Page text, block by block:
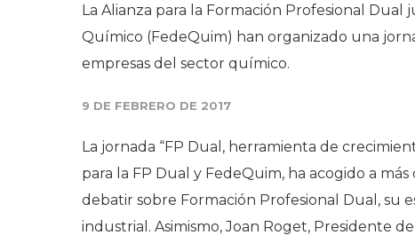
La Alianza para la Formación Profesional
Químico (FedeQuim) han organizado una
empresas del sector químico.
9 DE FEBRERO DE 2017
La jornada “FP Dual, herramienta de
para la FP Dual y FedeQuim, ha acogido a
debatir sobre Formación Profesional Dual, su
industrial. Asimismo, Joan Roget, Presidente